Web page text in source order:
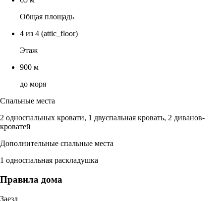
Общая площадь
4 из 4 (attic_floor)
Этаж
900 м
до моря
Спальные места
2 односпальных кровати, 1 двуспальная кровать, 2 диванов-
кроватей
Дополнительные спальные места
1 односпальная раскладушка
Правила дома
Заезд